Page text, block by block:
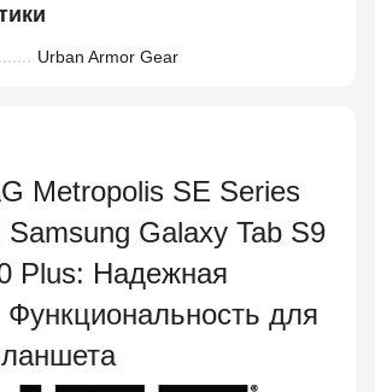
Urban Armor Gear
Metropolis SE Series
Samsung Galaxy Tab S9
Plus: Надежная
для